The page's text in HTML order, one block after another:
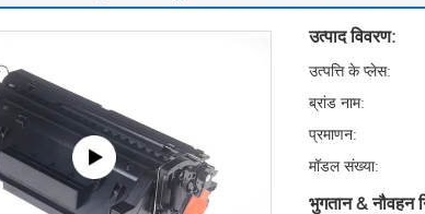
उत्पाद विवरण:
उत्पत्ति के प्लेस:
ब्रांड नाम:
प्रमाणन:
मॉडल संख्या:
भुगतान & नौवहन